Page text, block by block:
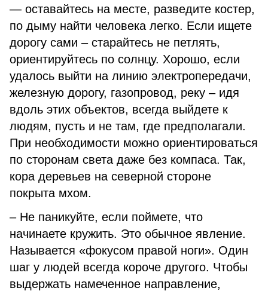
— оставайтесь на месте, разведите костер,
по дыму найти человека легко. Если ищете
дорогу сами – старайтесь не петлять,
ориентируйтесь по солнцу. Хорошо, если
удалось выйти на линию электропередачи,
железную дорогу, газопровод, реку – идя
вдоль этих объектов, всегда выйдете к
людям, пусть и не там, где предполагали.
При необходимости можно ориентироваться
по сторонам света даже без компаса. Так,
кора деревьев на северной стороне
покрыта мхом.
– Не паникуйте, если поймете, что
начинаете кружить. Это обычное явление.
Называется «фокусом правой ноги». Один
шаг у людей всегда короче другого. Чтобы
выдержать намеченное направление,